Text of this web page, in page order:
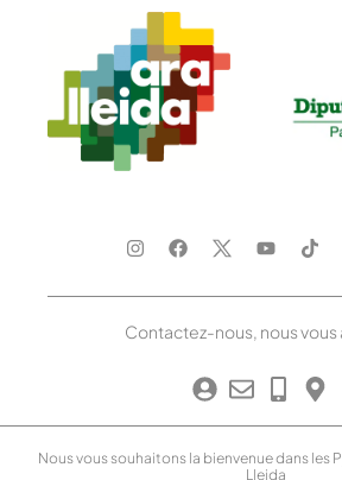
Contactez-nous, nous vous
Nous vous souhaitons la bienvenue dans les
Lleida